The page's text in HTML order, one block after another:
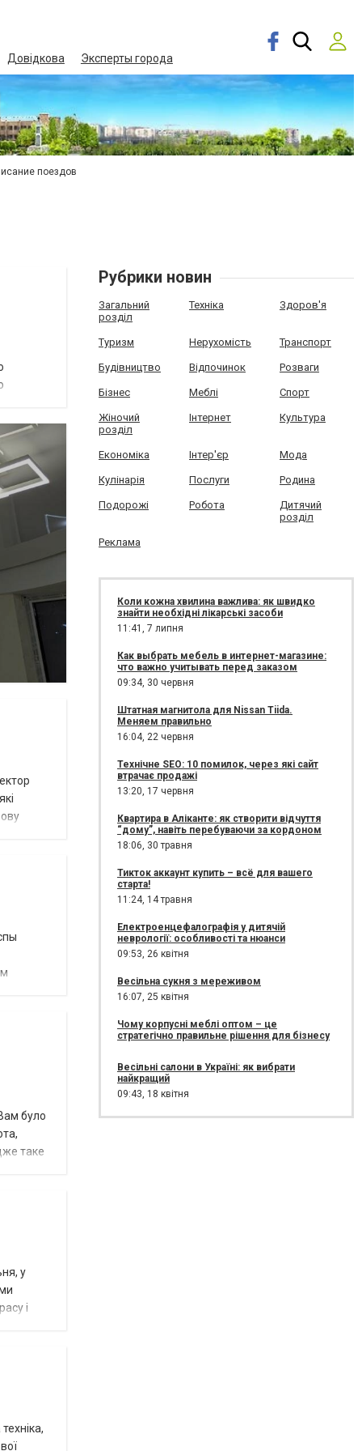
Довідкова Эксперты города
поездов
було
таке
у
і
Рубрики новин
Загальний
розділ
Техніка Здоров'я
Туризм Нерухомість Транспорт
Будівництво Відпочинок Розваги
Бізнес Меблі Спорт
Жіночий
розділ
Інтернет Культура
Економіка Інтер'єр Мода
Кулінарія Послуги Родина
Подорожі Робота
Дитячий
розділ
Реклама
Коли кожна хвилина важлива: як швидко
знайти необхідні лікарські засоби
11:41, 7 липня
Как выбрать мебель в интернет-магазине:
что важно учитывать перед заказом
09:34, 30 червня
Штатная магнитола для Nissan Tiida.
Меняем правильно
16:04, 22 червня
Технічне SEO: 10 помилок, через які сайт
втрачає продажі
13:20, 17 червня
Квартира в Аліканте: як створити відчуття
“дому”, навіть перебуваючи за кордоном
18:06, 30 травня
Тикток аккаунт купить – всё для вашего
старта!
11:24, 14 травня
Електроенцефалографія у дитячій
неврології: особливості та нюанси
09:53, 26 квітня
Весільна сукня з мереживом
16:07, 25 квітня
Чому корпусні меблі оптом – це
стратегічно правильне рішення для бізнесу
Весільні салони в Україні: як вибрати
найкращий
09:43, 18 квітня